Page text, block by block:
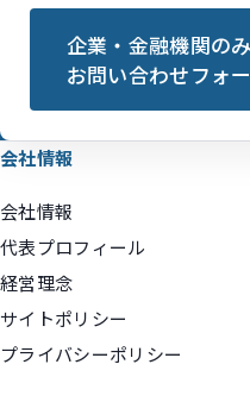
企業・金融機関の
お問い合わせフォ
会社情報
会社情報
代表プロフィール
経営理念
サイトポリシー
プライバシーポリシー